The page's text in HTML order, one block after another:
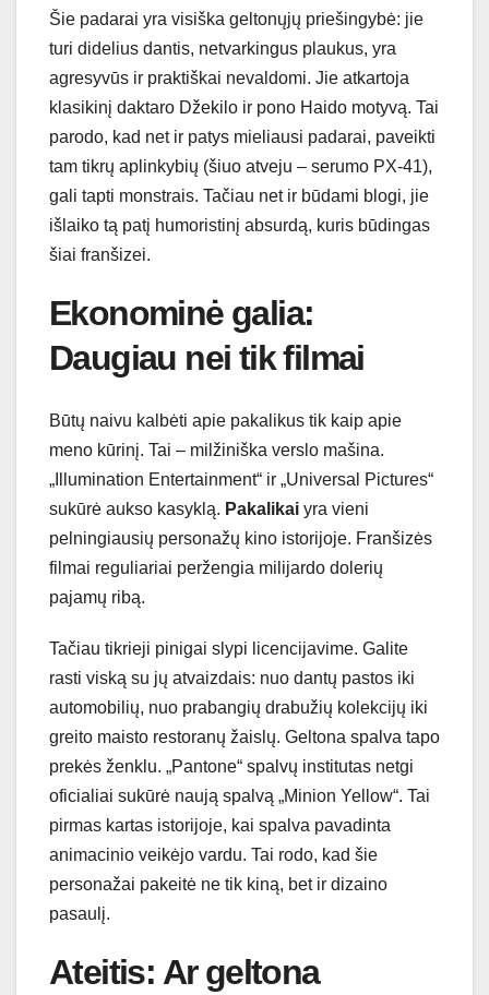
Šie padarai yra visiška geltonųjų priešingybė: jie
turi didelius dantis, netvarkingus plaukus, yra
agresyvūs ir praktiškai nevaldomi. Jie atkartoja
klasikinį daktaro Džekilo ir pono Haido motyvą. Tai
parodo, kad net ir patys mieliausi padarai, paveikti
tam tikrų aplinkybių (šiuo atveju – serumo PX-41),
gali tapti monstrais. Tačiau net ir būdami blogi, jie
išlaiko tą patį humoristinį absurdą, kuris būdingas
šiai franšizei.
Ekonominė galia:
Daugiau nei tik filmai
Būtų naivu kalbėti apie pakalikus tik kaip apie
meno kūrinį. Tai – milžiniška verslo mašina.
„Illumination Entertainment“ ir „Universal Pictures“
sukūrė aukso kasyklą. Pakalikai yra vieni
pelningiausių personažų kino istorijoje. Franšizės
filmai reguliariai peržengia milijardo dolerių
pajamų ribą.
Tačiau tikrieji pinigai slypi licencijavime. Galite
rasti viską su jų atvaizdais: nuo dantų pastos iki
automobilių, nuo prabangių drabužių kolekcijų iki
greito maisto restoranų žaislų. Geltona spalva tapo
prekės ženklu. „Pantone“ spalvų institutas netgi
oficialiai sukūrė naują spalvą „Minion Yellow“. Tai
pirmas kartas istorijoje, kai spalva pavadinta
animacinio veikėjo vardu. Tai rodo, kad šie
personažai pakeitė ne tik kiną, bet ir dizaino
pasaulį.
Ateitis: Ar geltona